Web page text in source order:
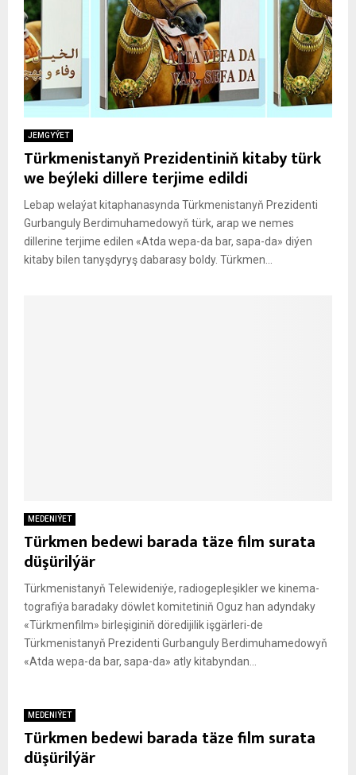
JEMGYÝET
Türkmenistanyň Prezidentiniň kitaby türk
we beýleki dillere terjime edildi
Lebap welaýat kitaphanasynda Türkmenistanyň Prezidenti
Gurbanguly Berdimuhamedowyň türk, arap we nemes
dillerine terjime edilen «Atda wepa-da bar, sapa-da» diýen
kitaby bilen tanyşdyryş dabarasy boldy. Türkmen...
MEDENIÝET
Türkmen bedewi barada täze film surata
düşürilýär
Türk­me­nis­ta­nyň Te­le­wi­de­ni­ýe, ra­dio­geple­şik­ler we ki­ne­ma­
tog­ra­fi­ýa ba­ra­da­ky döw­let ko­mi­te­ti­niň Oguz han adyn­da­ky
«Türk­menfilm» bir­le­şi­gi­niň dö­re­di­ji­lik iş­gär­le­ri-de
Türkmenistanyň Prezidenti Gurbanguly Berdimuhamedowyň
«At­da wepa-da bar, sa­pa-da» at­ly ki­ta­byn­dan...
MEDENIÝET
Türkmen bedewi barada täze film surata
düşürilýär